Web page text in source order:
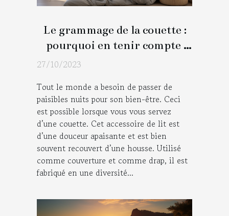
Le grammage de la couette :
pourquoi en tenir compte
pendant le choix?
27/10/2023
Tout le monde a besoin de passer de
paisibles nuits pour son bien-être. Ceci
est possible lorsque vous vous servez
d’une couette. Cet accessoire de lit est
d’une douceur apaisante et est bien
souvent recouvert d’une housse. Utilisé
comme couverture et comme drap, il est
fabriqué en une diversité...